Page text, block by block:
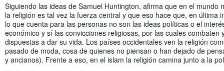
Siguiendo las ideas de Samuel Huntington, afirma que en el mundo
la religión es tal vez la fuerza central y que eso hace que, en última
lo que cuenta para las personas no son las ideas políticas o el
económico y sí las convicciones religiosas, por las cuales combaten
dispuestas a dar su vida. Los países occidentales ven la religión
pasado de moda, cosa de quienes no piensan o han dejado de
y ancianos). Frente a eso, en el islam la religión camina junto a la